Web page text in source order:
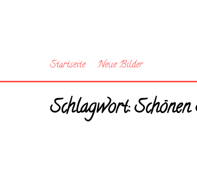
Startseite Neue Bilder
Schlagwort: